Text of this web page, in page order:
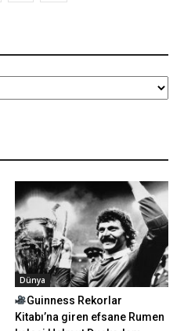
Dünya
Guinness Rekorlar
Kitabı’na giren efsane Rumen